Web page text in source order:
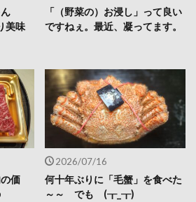
美味
「（野菜の）お浸し」って良い
ですねぇ。最近、凝ってます。
価
2026/07/16
何十年ぶりに「毛蟹」を食べた
～～ でも (┰_┰)